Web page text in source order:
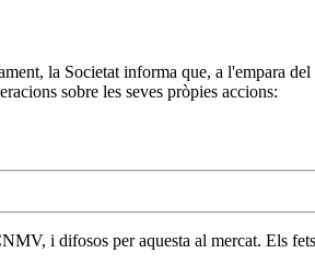
la Societat informa que, a l'empara del
sobre les seves pròpies accions:
i difosos per aquesta al mercat. Els